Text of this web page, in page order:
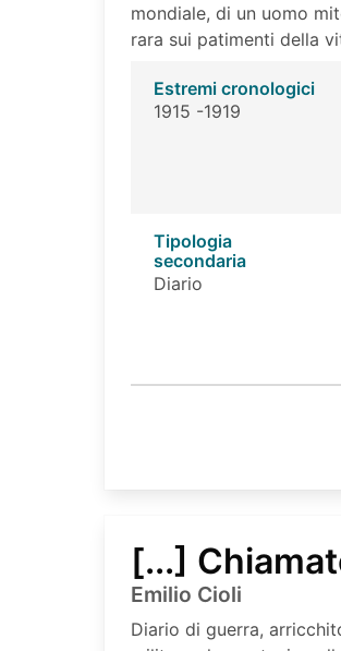
mondiale, di un uomo
rara sui patimenti della
Estremi cronologici
1915 -1919
Tipologia
secondaria
Diario
[...]
Emilio Cioli
Diario di guerra,